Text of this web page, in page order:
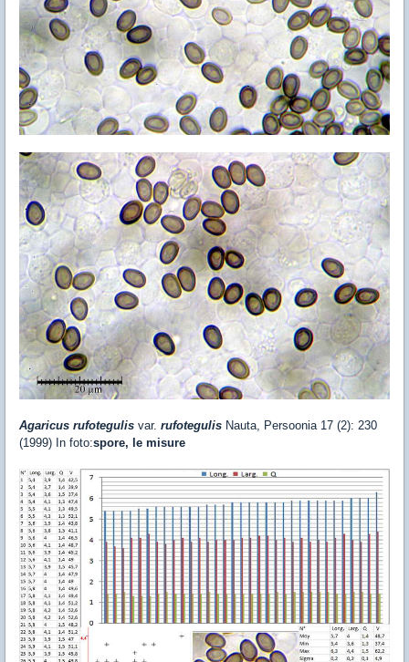
Agaricus rufotegulis var. rufotegulis Nauta, Persoonia 17 (2): 230
(1999) In foto:spore, le misure